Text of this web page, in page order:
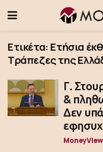
Ετικέτα: Ετήσια
Τράπεζες της
Γ.
&
Δεν